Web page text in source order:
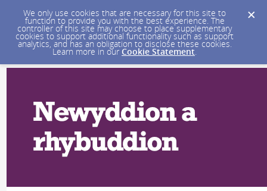
We only use cookies that are necessary for this site to
function to provide you with the best experience. The
controller of this site may choose to place supplementary
cookies to support additional functionality such as support
analytics, and has an obligation to disclose these cookies.
Learn more in our Cookie Statement.